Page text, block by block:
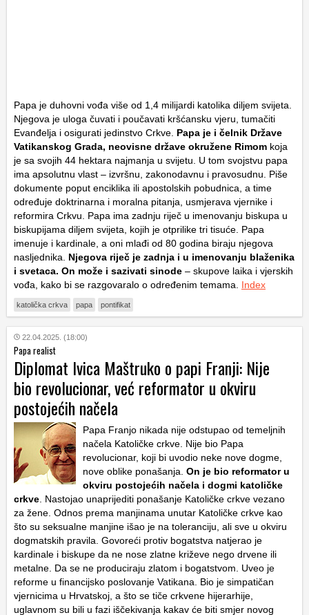
Papa je duhovni vođa više od 1,4 milijardi katolika diljem svijeta.
Njegova je uloga čuvati i poučavati kršćansku vjeru, tumačiti
Evanđelja i osigurati jedinstvo Crkve. Papa je i čelnik Države
Vatikanskog Grada, neovisne države okružene Rimom koja
je sa svojih 44 hektara najmanja u svijetu. U tom svojstvu papa
ima apsolutnu vlast – izvršnu, zakonodavnu i pravosudnu. Piše
dokumente poput enciklika ili apostolskih pobudnica, a time
određuje doktrinarna i moralna pitanja, usmjerava vjernike i
reformira Crkvu. Papa ima zadnju riječ u imenovanju biskupa u
biskupijama diljem svijeta, kojih je otprilike tri tisuće. Papa
imenuje i kardinale, a oni mlađi od 80 godina biraju njegova
nasljednika. Njegova riječ je zadnja i u imenovanju blaženika
i svetaca. On može i sazivati sinode – skupove laika i vjerskih
vođa, kako bi se razgovaralo o određenim temama. Index
katolička crkva papa pontifikat
22.04.2025. (18:00)
Papa realist
Diplomat Ivica Maštruko o papi Franji: Nije
bio revolucionar, već reformator u okviru
postojećih načela
Papa Franjo nikada nije odstupao od temeljnih
načela Katoličke crkve. Nije bio Papa
revolucionar, koji bi uvodio neke nove dogme,
nove oblike ponašanja. On je bio reformator u
okviru postojećih načela i dogmi katoličke
crkve. Nastojao unaprijediti ponašanje Katoličke crkve vezano
za žene. Odnos prema manjinama unutar Katoličke crkve kao
što su seksualne manjine išao je na toleranciju, ali sve u okviru
dogmatskih pravila. Govoreći protiv bogatstva natjerao je
kardinale i biskupe da ne nose zlatne križeve nego drvene ili
metalne. Da se ne produciraju zlatom i bogatstvom. Uveo je
reforme u financijsko poslovanje Vatikana. Bio je simpatičan
vjernicima u Hrvatskoj, a što se tiče crkvene hijerarhije,
uglavnom su bili u fazi iščekivanja kakav će biti smjer novog